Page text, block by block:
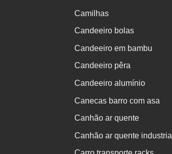
Camilhas
Candeeiro bolas
Candeeiro em bambu
Candeeiro pêra
Candeeiro alumínio
Canecas barro com asa
Canhão ar quente
Canhão ar quente industrial